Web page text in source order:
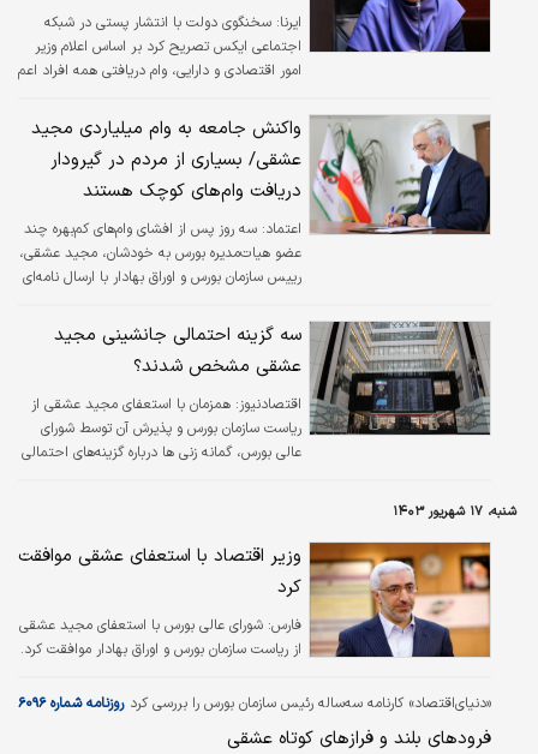
ایرنا: سخنگوی دولت با انتشار پستی در شبکه
اجتماعی ایکس تصریح کرد بر اساس اعلام وزیر
امور اقتصادی و دارایی، وام دریافتی همه افراد اعم
داده می‌شود.
واکنش جامعه به وام میلیاردی مجید
عشقی/ بسیاری از مردم در گیرو‌دار
دریافت وام‌های کوچک هستند
اعتماد: سه روز پس از افشای وام‌های کم‌بهره چند
عضو هیات‌مدیره بورس به خودشان، مجید عشقی،
رییس سازمان بورس و اوراق بهادار با ارسال نامه‌ای
سه گزینه احتمالی جانشینی مجید
عشقی مشخص شدند؟
اقتصادنیوز: همزمان با استعفای مجید عشقی از
ریاست سازمان بورس و پذیرش آن توسط شورای
عالی بورس، گمانه زنی ها درباره گزینه‌های احتمالی
شنبه، ۱۷ شهریور ۱۴۰۳
وزیر اقتصاد با استعفای عشقی موافقت
کرد
فارس: شورای عالی بورس با استعفای مجید عشقی
از ریاست سازمان بورس و اوراق بهادار موافقت کرد.
«دنیای‌اقتصاد» کارنامه سه‌ساله رئیس سازمان بورس را بررسی کرد روزنامه شماره ۶۰۹۶
فرودهای بلند و فرازهای کوتاه عشقی